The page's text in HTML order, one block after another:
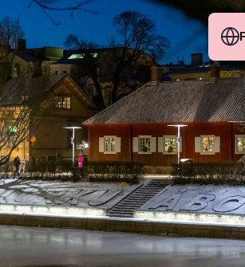
Siirry sisältöön
Skip to sitemap
FI